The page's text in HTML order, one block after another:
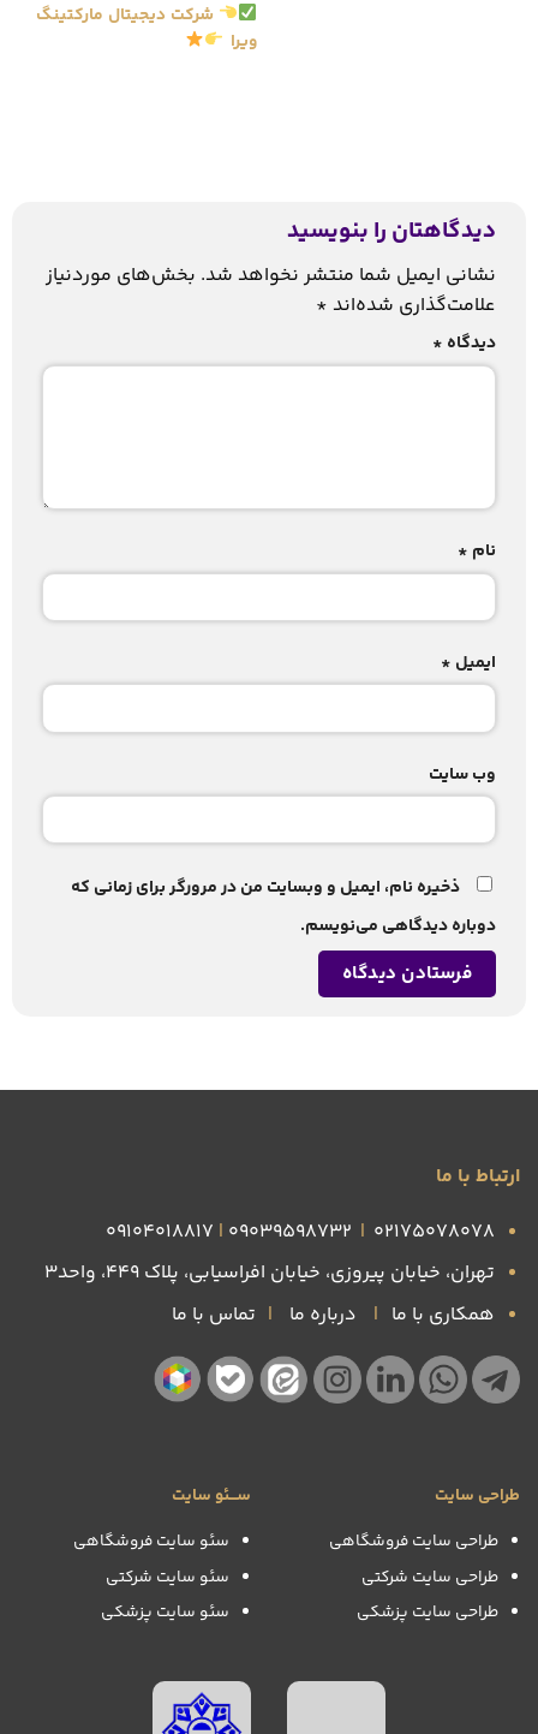
شرکت دیجیتال مارکتینگ
ویرا
دیدگاهتان را بنویسید
نشانی ایمیل شما منتشر نخواهد شد. بخش‌های موردنیاز
علامت‌گذاری شده‌اند *
دیدگاه *
نام *
ایمیل *
وب‌ سایت
ذخیره نام، ایمیل و وبسایت من در مرورگر برای زمانی که
دوباره دیدگاهی می‌نویسم.
ارتباط با ما
۰۲۱۷۵۰۷۸۰۷۸ |
09039598732
|
09104018817
تهران، خیابان پیروزی، خیابان افراسیابی، پلاک ۴۴۹، واحد3
همکاری با ما | درباره ما | تماس با ما
طراحی سایت
طراحی سایت فروشگاهی
طراحی سایت شرکتی
طراحی سایت پزشکی
ســـئو سایت
سئو سایت فروشگاهی
سئو سایت شرکتی
سئو سایت پزشکی